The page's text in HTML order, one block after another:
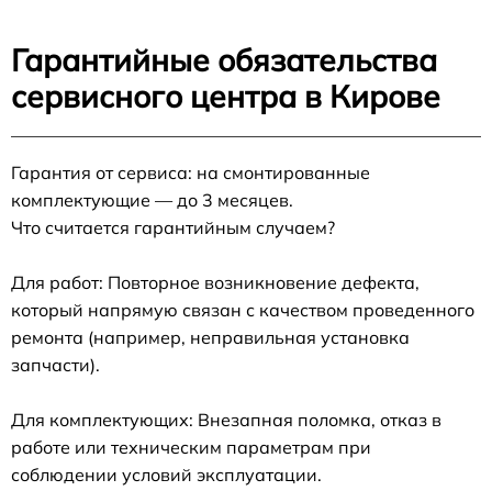
Гарантийные обязательства
сервисного центра в Кирове
Гарантия от сервиса: на смонтированные
комплектующие — до 3 месяцев.
Что считается гарантийным случаем?
Для работ: Повторное возникновение дефекта,
который напрямую связан с качеством проведенного
ремонта (например, неправильная установка
запчасти).
Для комплектующих: Внезапная поломка, отказ в
работе или техническим параметрам при
соблюдении условий эксплуатации.